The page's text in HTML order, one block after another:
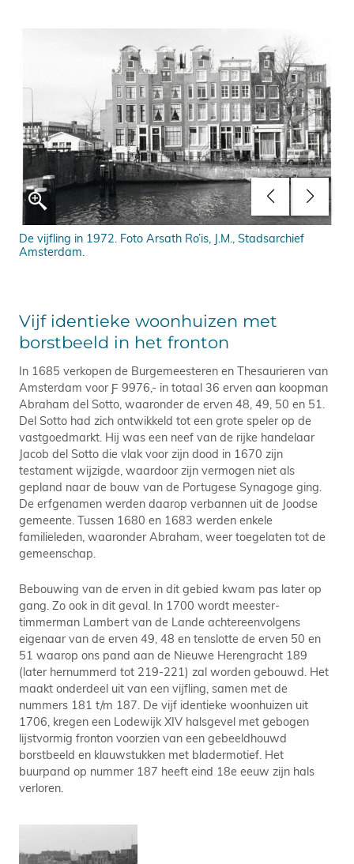
De vijfling in 1972. Foto Arsath Ro’is, J.M., Stadsarchief
Amsterdam.
Vijf identieke woonhuizen met
borstbeeld in het fronton
In 1685 verkopen de Burgemeesteren en Thesaurieren van
Amsterdam voor Ƒ 9976,- in totaal 36 erven aan koopman
Abraham del Sotto, waaronder de erven 48, 49, 50 en 51.
Del Sotto had zich ontwikkeld tot een grote speler op de
vastgoedmarkt. Hij was een neef van de rijke handelaar
Jacob del Sotto die vlak voor zijn dood in 1670 zijn
testament wijzigde, waardoor zijn vermogen niet als
gepland naar de bouw van de Portugese Synagoge ging.
De erfgenamen werden daarop verbannen uit de Joodse
gemeente. Tussen 1680 en 1683 werden enkele
familieleden, waaronder Abraham, weer toegelaten tot de
gemeenschap.
Bebouwing van de erven in dit gebied kwam pas later op
gang. Zo ook in dit geval. In 1700 wordt meester-
timmerman Lambert van de Lande achtereenvolgens
eigenaar van de erven 49, 48 en tenslotte de erven 50 en
51 waarop ons pand aan de Nieuwe Herengracht 189
(later hernummerd tot 219-221) zal worden gebouwd. Het
maakt onderdeel uit van een vijfling, samen met de
nummers 181 t/m 187. De vijf identieke woonhuizen uit
1706, kregen een Lodewijk XIV halsgevel met gebogen
lijstvormig fronton voorzien van een gebeeldhouwd
borstbeeld en klauwstukken met bladermotief. Het
buurpand op nummer 187 heeft eind 18e eeuw zijn hals
verloren.